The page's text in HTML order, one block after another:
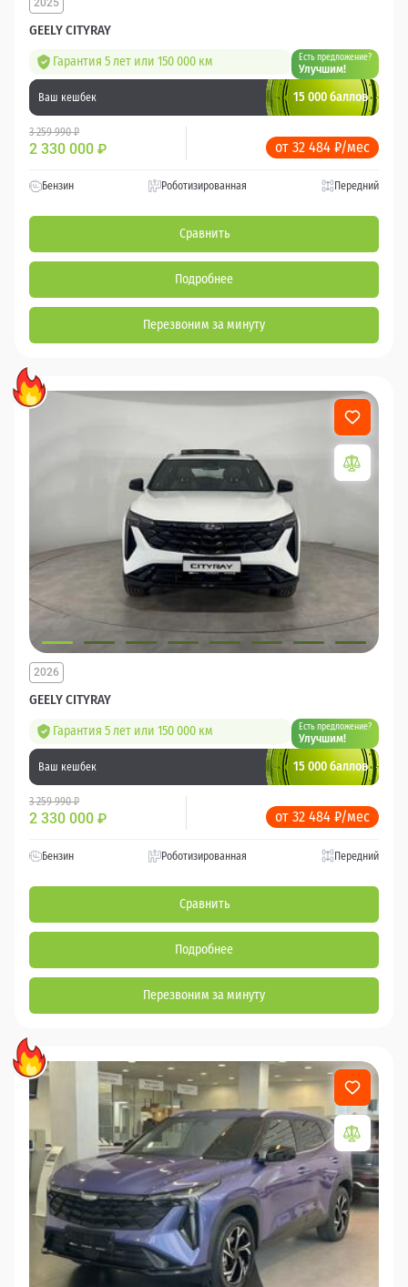
GEELY CITYRAY
Гарантия 5 лет или 150 000 км Есть предложение?
Улучшим!
Ваш кешбек 15 000 баллов
3 259 990 ₽
2 330 000 ₽ от 32 484 ₽/мес
Бензин Роботизированная Передний
Сравнить
Подробнее
Перезвоним за минуту
GEELY CITYRAY
2026
Гарантия 5 лет или 150 000 км Есть предложение?
Улучшим!
Ваш кешбек 15 000 баллов
3 259 990 ₽
2 330 000 ₽ от 32 484 ₽/мес
Бензин Роботизированная Передний
Сравнить
Подробнее
Перезвоним за минуту